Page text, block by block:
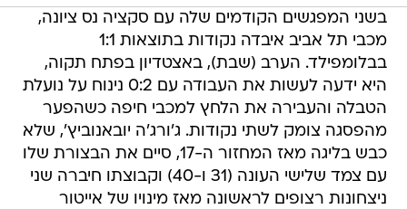
בשני המפגשים הקודמים שלה עם סקציה נס ציונה,
מכבי תל אביב איבדה נקודות בתוצאות 1:1
בבלומפילד. הערב (שבת), באצטדיון בפתח תקוה,
היא ידעה לעשות את העבודה עם 0:2 נינוח על נועלת
הטבלה והעבירה את הלחץ למכבי חיפה כשהפער
מהפסגה צומק לשתי נקודות. ג'ורג'ה יובאנוביץ', שלא
כבש בליגה מאז המחזור ה-17, סיים את הבצורת שלו
עם צמד שלישי העונה (31 ו-40) וקבוצתו חיברה שני
ניצחונות רצופים לראשונה מאז מינויו של אייטור